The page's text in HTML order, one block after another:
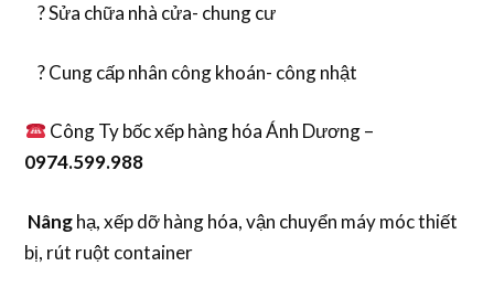
? Sửa chữa nhà cửa- chung cư
? Cung cấp nhân công khoán- công nhật
Công Ty bốc xếp hàng hóa Ánh Dương –
0974.599.988
Nânghạ, xếp dỡ hàng hóa, vận chuyển máy móc thiết
bị, rút ruột container